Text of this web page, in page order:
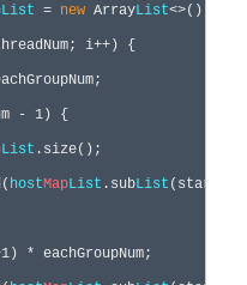
List = new ArrayList<>();
i++) {
- 1) {
List .size();
hostMapList .subList (start,
* eachGroupNum;